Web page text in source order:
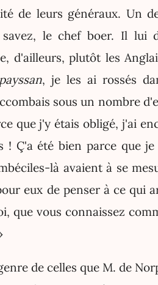
de leurs généraux. Un
le chef boer. Il lui
d'ailleurs, plutôt les
payssan, je les ai rossés
sous un nombre
que j'y étais obligé, j'ai
Ç'a été bien parce que
là avaient à se
eux de penser à ce qui
que vous connaissez
de celles que M. de